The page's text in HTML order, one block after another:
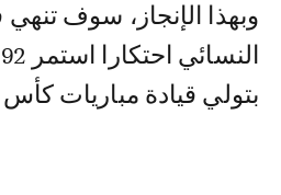
وبهذا الإنجاز، سوف تنهي
بتولي قيادة مباريات كأس